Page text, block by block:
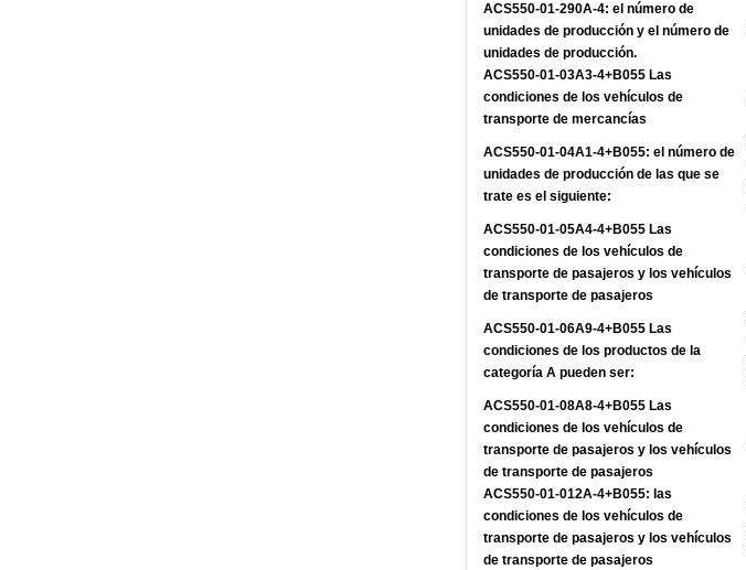
ACS550-01-290A-4: el número de
unidades de producción y el número de
unidades de producción.
ACS550-01-03A3-4+B055 Las
condiciones de los vehículos de
transporte de mercancías
ACS550-01-04A1-4+B055: el número de
unidades de producción de las que se
trate es el siguiente:
ACS550-01-05A4-4+B055 Las
condiciones de los vehículos de
transporte de pasajeros y los vehículos
de transporte de pasajeros
ACS550-01-06A9-4+B055 Las
condiciones de los productos de la
categoría A pueden ser:
ACS550-01-08A8-4+B055 Las
condiciones de los vehículos de
transporte de pasajeros y los vehículos
de transporte de pasajeros
ACS550-01-012A-4+B055: las
condiciones de los vehículos de
transporte de pasajeros y los vehículos
de transporte de pasajeros